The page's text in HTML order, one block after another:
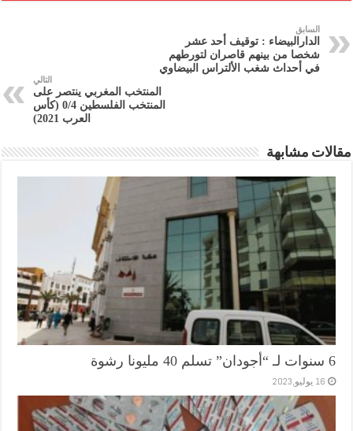
السابق
الدارالبيضاء : توقيف أحد عشر
شخصا من بينهم قاصران لتورطهم
في أحداث شغب الألتراس البيضاوي
التالي
المنتخب المغربي ينتصر على
المنتخب الفلسطين 0/4 (كأس
العرب 2021)
مقالات مشابهة
6 سنوات لـ “أجودان” تسلم 40 مليونا رشوة
16 يوليو,2023